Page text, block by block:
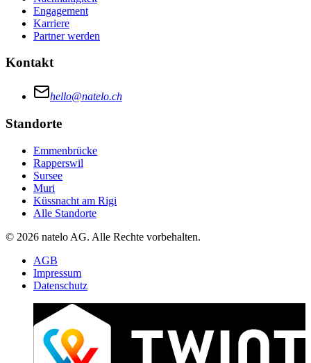
Engagement
Karriere
Partner werden
Kontakt
hello@natelo.ch
Standorte
Emmenbrücke
Rapperswil
Sursee
Muri
Küssnacht am Rigi
Alle Standorte
© 2026 natelo AG. Alle Rechte vorbehalten.
AGB
Impressum
Datenschutz